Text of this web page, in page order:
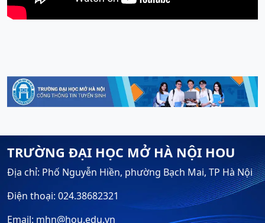
TRƯỜNG ĐẠI HỌC MỞ HÀ NỘI HOU
Địa chỉ: Phố Nguyễn Hiền, phường Bạch Mai, TP Hà Nội
Điện thoại: 024.38682321
Email: mhn@hou.edu.vn